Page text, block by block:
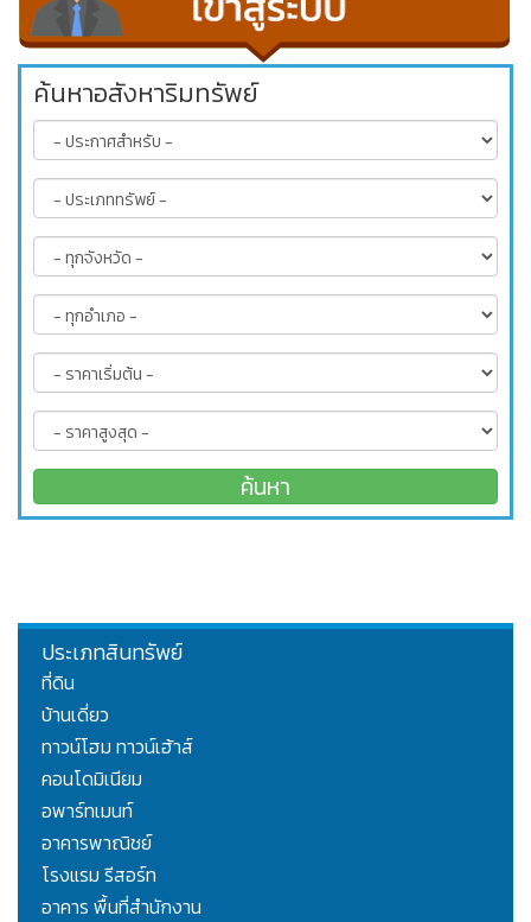
ค้นหาอสังหาริมทรัพย์
ประเภทสินทรัพย์
ที่ดิน
บ้านเดี่ยว
ทาวน์โฮม ทาวน์เฮ้าส์
คอนโดมิเนียม
อพาร์ทเมนท์
อาคารพาณิชย์
โรงแรม รีสอร์ท
อาคาร พื้นที่สำนักงาน